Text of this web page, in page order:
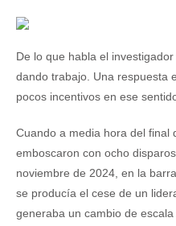
De lo que habla el
dando trabajo. Una respuesta
pocos incentivos en ese
Cuando a media hora del final
emboscaron con ocho
noviembre de 2024, en la
se producía el cese de un
generaba un cambio de